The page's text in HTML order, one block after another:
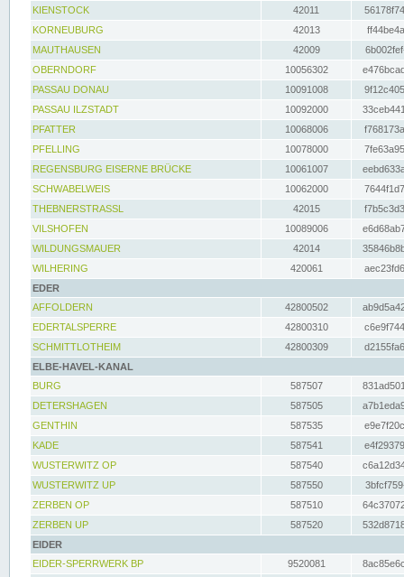
KIENSTOCK
42011
KORNEUBURG
42013
MAUTHAUSEN
42009
OBERNDORF
10056302
PASSAU DONAU
10091008
PASSAU ILZSTADT
10092000
PFATTER
10068006
PFELLING
10078000
REGENSBURG EISERNE BRÜCKE
10061007
SCHWABELWEIS
10062000
THEBNERSTRASSL
42015
VILSHOFEN
10089006
WILDUNGSMAUER
42014
WILHERING
420061
EDER
AFFOLDERN
42800502
EDERTALSPERRE
42800310
SCHMITTLOTHEIM
42800309
ELBE-HAVEL-KANAL
BURG
587507
DETERSHAGEN
587505
GENTHIN
587535
KADE
587541
WUSTERWITZ OP
587540
WUSTERWITZ UP
587550
ZERBEN OP
587510
ZERBEN UP
587520
EIDER
EIDER-SPERRWERK BP
9520081